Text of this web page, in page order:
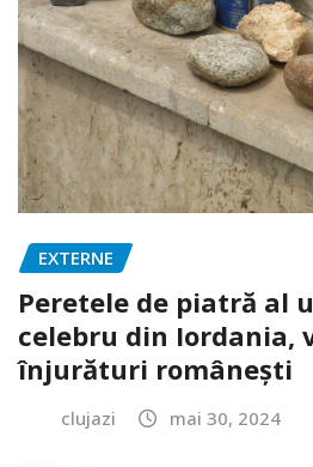
EXTERNE
Peretele de piatră al
celebru din Iordania,
înjurături românești
clujazi mai 30, 2024